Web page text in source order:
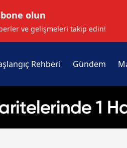
olun
ve gelişmeleri takip edin!
Rehberi Gündem